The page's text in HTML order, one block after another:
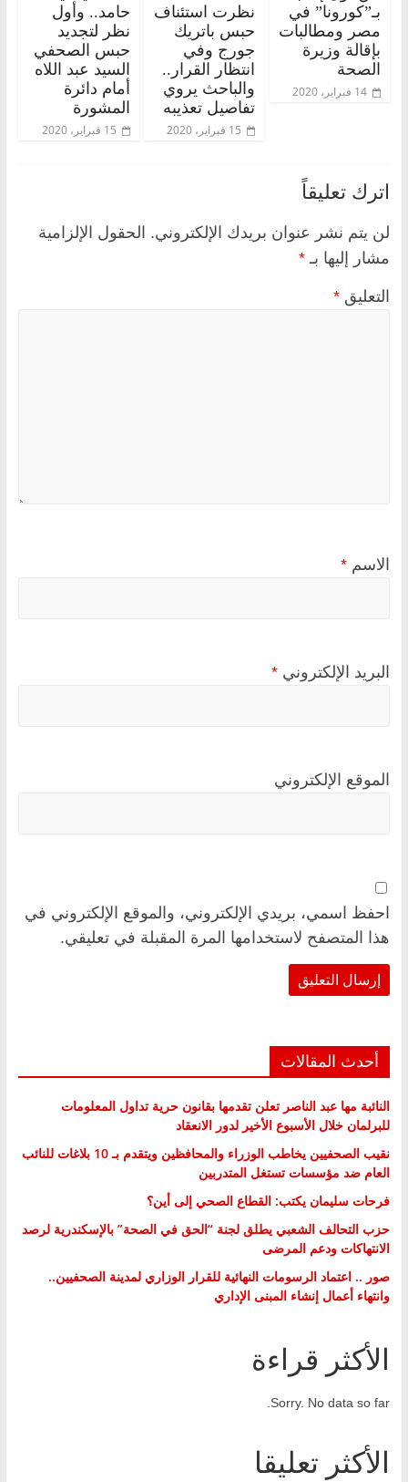
بـ”كورونا” في
مصر ومطالبات
بإقالة وزيرة
الصحة
14 فبراير، 2020
نظرت استئناف
حبس باتريك
جورج وفي
انتظار القرار..
والباحث يروي
تفاصيل تعذيبه
15 فبراير، 2020
حامد.. وأول
نظر لتجديد
حبس الصحفي
السيد عبد اللاه
أمام دائرة
المشورة
15 فبراير، 2020
اترك تعليقاً
لن يتم نشر عنوان بريدك الإلكتروني. الحقول الإلزامية
مشار إليها بـ *
التعليق *
الاسم *
البريد الإلكتروني *
الموقع الإلكتروني
احفظ اسمي، بريدي الإلكتروني، والموقع الإلكتروني في
هذا المتصفح لاستخدامها المرة المقبلة في تعليقي.
أحدث المقالات
النائبة مها عبد الناصر تعلن تقدمها بقانون حرية تداول المعلومات
للبرلمان خلال الأسبوع الأخير لدور الانعقاد
نقيب الصحفيين يخاطب الوزراء والمحافظين ويتقدم بـ 10 بلاغات للنائب
العام ضد مؤسسات تستغل المتدربين
فرحات سليمان يكتب: القطاع الصحي إلى أين؟
حزب التحالف الشعبي يطلق لجنة “الحق في الصحة” بالإسكندرية لرصد
الانتهاكات ودعم المرضى
صور .. اعتماد الرسومات النهائية للقرار الوزاري لمدينة الصحفيين..
وانتهاء أعمال إنشاء المبنى الإداري
الأكثر قراءة
Sorry. No data so far.
الأكثر تعليقا